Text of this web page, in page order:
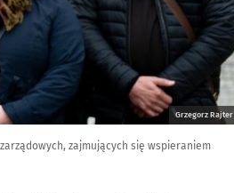
Grzegorz Rajter
zajmujących się wspieraniem